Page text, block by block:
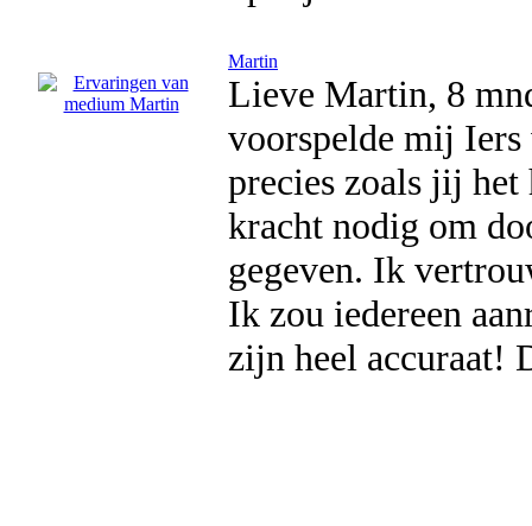
Martin
Lieve Martin, 8
voorspelde mij Iers
precies zoals jij het
kracht nodig om
gegeven. Ik
Ik zou iedereen
zijn heel accuraat!